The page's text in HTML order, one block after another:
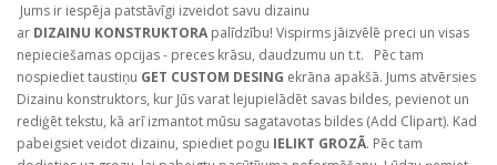
Jums ir iespēja patstāvīgi izveidot savu dizainu
ar DIZAINU KONSTRUKTORA palīdzību! Vispirms jāizvēlē preci un visas
nepieciešamas opcijas - preces krāsu, daudzumu un t.t. Pēc tam
nospiediet taustiņu GET CUSTOM DESING ekrāna apakšā. Jums atvērsies
Dizainu konstruktors, kur Jūs varat lejupielādēt savas bildes, pevienot un
rediģēt tekstu, kā arī izmantot mūsu sagatavotas bildes (Add Clipart). Kad
pabeigsiet veidot dizainu, spiediet pogu IELIKT GROZĀ. Pēc tam